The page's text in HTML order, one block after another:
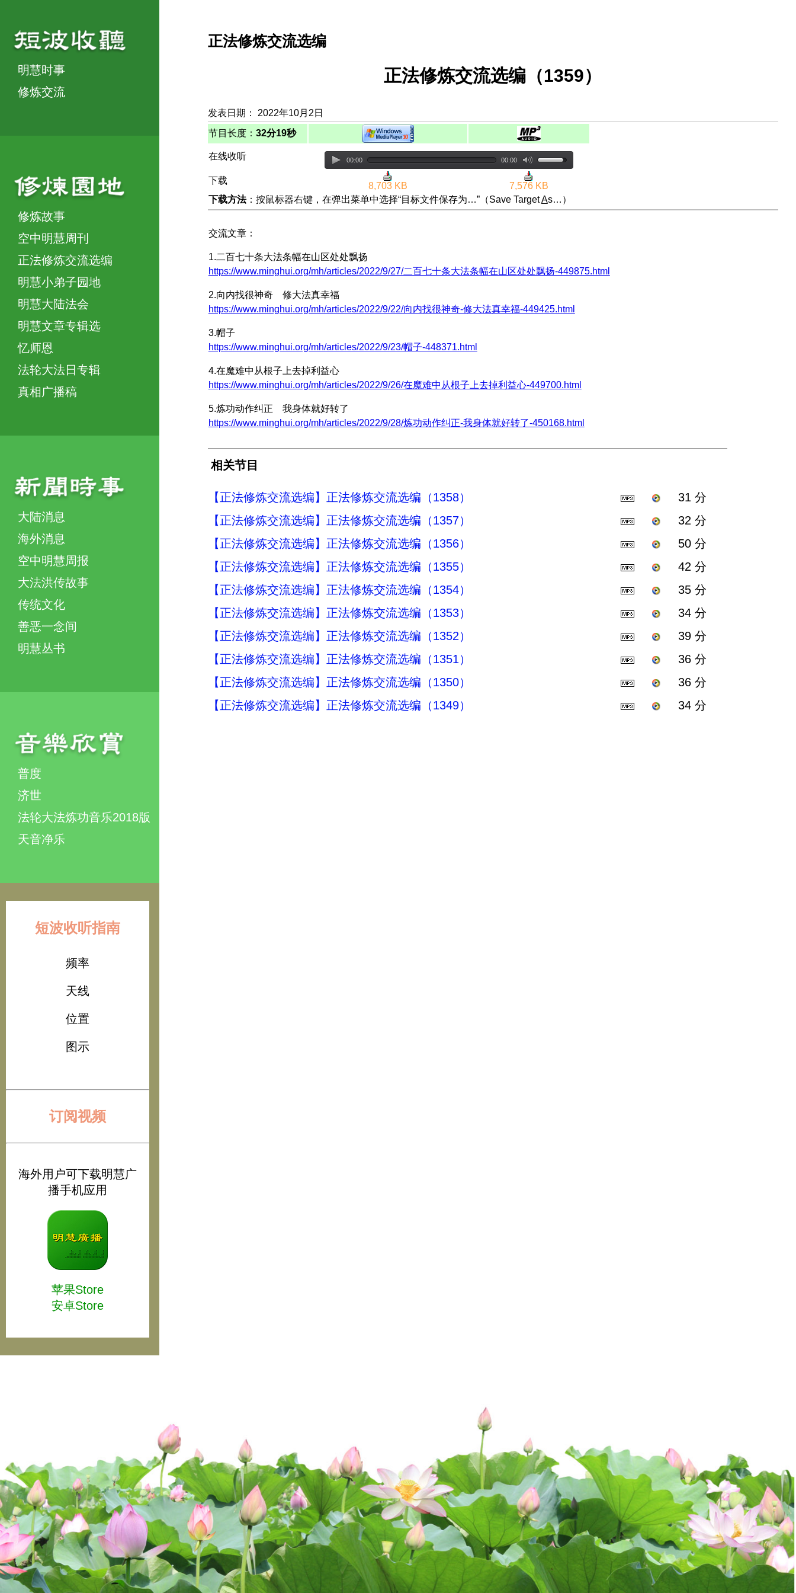
明慧时事
修炼交流
修炼故事
空中明慧周刊
正法修炼交流选编
明慧小弟子园地
明慧大陆法会
明慧文章专辑选
忆师恩
法轮大法日专辑
真相广播稿
大陆消息
海外消息
空中明慧周报
大法洪传故事
传统文化
善恶一念间
明慧丛书
普度
济世
法轮大法炼功音乐2018版
天音净乐
短波收听指南
频率
天线
位置
图示
订阅视频
海外用户可下载明慧广
播手机应用
苹果Store
安卓Store
正法修炼交流选编
正法修炼交流选编（1359）
发表日期： 2022年10月2日
节目长度： 32分19秒
在线收听 00:00 00:00
下载
8,703 KB
7,576 KB
下载方法：按鼠标器右键，在弹出菜单中选择“目标文件保存为…”（Save TargetAs…）
交流文章：
1.二百七十条大法条幅在山区处处飘扬
https://www.minghui.org/mh/articles/2022/9/27/二百七十条大法条幅在山区处处飘扬-449875.html
2.向内找很神奇 修大法真幸福
https://www.minghui.org/mh/articles/2022/9/22/向内找很神奇-修大法真幸福-449425.html
3.帽子
https://www.minghui.org/mh/articles/2022/9/23/帽子-448371.html
4.在魔难中从根子上去掉利益心
https://www.minghui.org/mh/articles/2022/9/26/在魔难中从根子上去掉利益心-449700.html
5.炼功动作纠正 我身体就好转了
https://www.minghui.org/mh/articles/2022/9/28/炼功动作纠正-我身体就好转了-450168.html
相关节目
【正法修炼交流选编】正法修炼交流选编（1358）
31 分
【正法修炼交流选编】正法修炼交流选编（1357）
32 分
【正法修炼交流选编】正法修炼交流选编（1356）
50 分
【正法修炼交流选编】正法修炼交流选编（1355）
42 分
【正法修炼交流选编】正法修炼交流选编（1354）
35 分
【正法修炼交流选编】正法修炼交流选编（1353）
34 分
【正法修炼交流选编】正法修炼交流选编（1352）
39 分
【正法修炼交流选编】正法修炼交流选编（1351）
36 分
【正法修炼交流选编】正法修炼交流选编（1350）
36 分
【正法修炼交流选编】正法修炼交流选编（1349）
34 分